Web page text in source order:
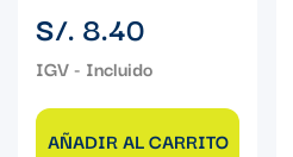
Precio
regular
S/. 8.40
AÑADIR AL CARRITO